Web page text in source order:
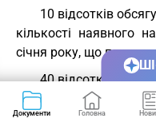
10 відсотків
кількості наявного
січня року, що
40 відсотків
приведеного індексу
зведеного бюджету
Документи Головна